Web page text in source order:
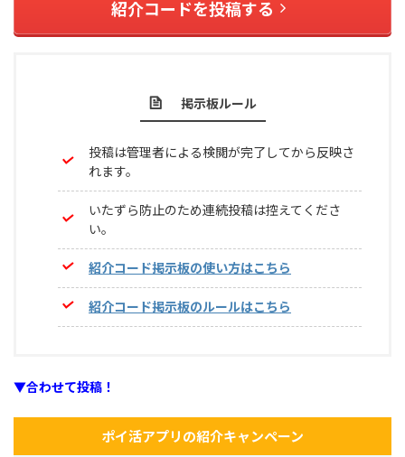
紹介コードを投稿する
掲示板ルール
投稿は管理者による検閲が完了してから反映さ
れます。
いたずら防止のため連続投稿は控えてくださ
い。
紹介コード掲示板の使い方はこちら
紹介コード掲示板のルールはこちら
▼合わせて投稿！
ポイ活アプリの紹介キャンペーン